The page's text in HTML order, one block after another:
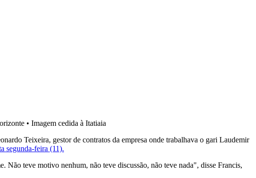
• Imagem cedida à Itatiaia
Teixeira, gestor de contratos da empresa onde trabalhava o gari Laudemir
segunda-feira (11).
Não teve motivo nenhum, não teve discussão, não teve nada", disse Francis,